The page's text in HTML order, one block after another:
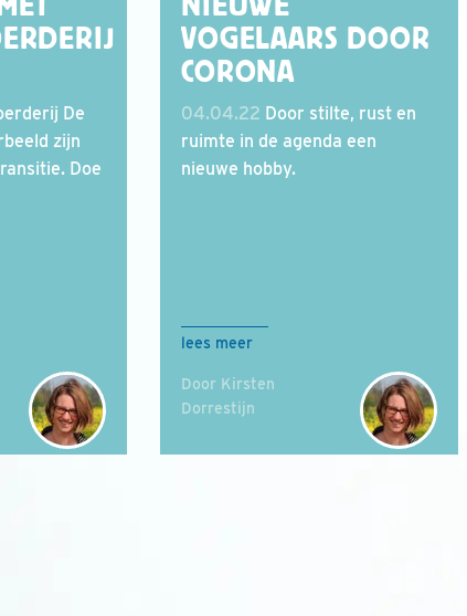
De
zijn
Doe
VOGELAARS DOOR
CORONA
04.04.22 Door stilte, rust en
ruimte in de agenda een
nieuwe hobby.
lees meer
Door Kirsten
Dorrestijn